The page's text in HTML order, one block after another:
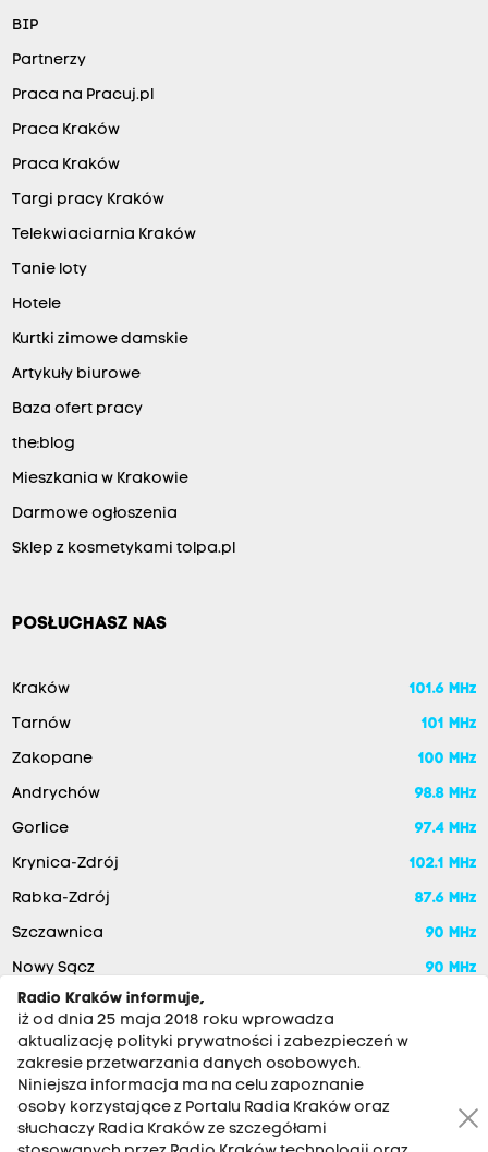
BIP
Partnerzy
Praca na Pracuj.pl
Praca Kraków
Praca Kraków
Targi pracy Kraków
Telekwiaciarnia Kraków
Tanie loty
Hotele
Kurtki zimowe damskie
Artykuły biurowe
Baza ofert pracy
the:blog
Mieszkania w Krakowie
Darmowe ogłoszenia
Sklep z kosmetykami tolpa.pl
POSŁUCHASZ NAS
Kraków 101.6 MHz
Tarnów 101 MHz
Zakopane 100 MHz
Andrychów 98.8 MHz
Gorlice 97.4 MHz
Krynica-Zdrój 102.1 MHz
Rabka-Zdrój 87.6 MHz
Szczawnica 90 MHz
Nowy Sącz
90 MHz
Radio Kraków informuje,
iż od dnia 25 maja 2018 roku wprowadza
aktualizację polityki prywatności i zabezpieczeń w
zakresie przetwarzania danych osobowych.
Niniejsza informacja ma na celu zapoznanie
osoby korzystające z Portalu Radia Kraków oraz
słuchaczy Radia Kraków ze szczegółami